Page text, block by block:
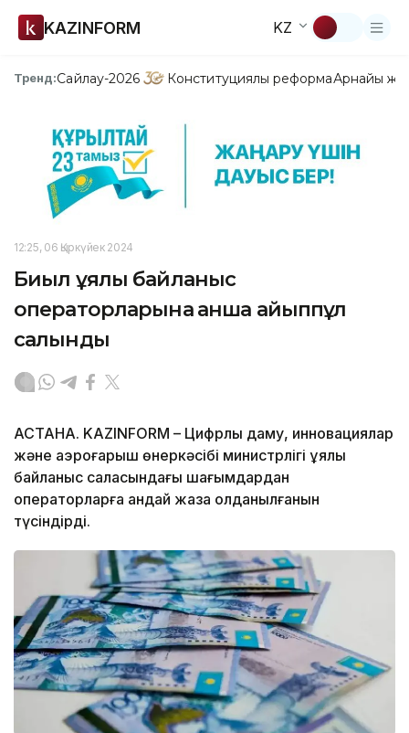
KAZINFORM KZ
Тренд:Сайлау-2026 Конституциялық реформаАрнайы
12:25, 06 Қыркүйек 2024
Биыл ұялы байланыс
операторларына қанша айыппұл
салынды
АСТАНА. KAZINFORM – Цифрлық даму, инновациялар
және аэроғарыш өнеркәсібі министрлігі ұялы
байланыс саласындағы шағымдардан
операторларға қандай жаза қолданылғанын
түсіндірді.